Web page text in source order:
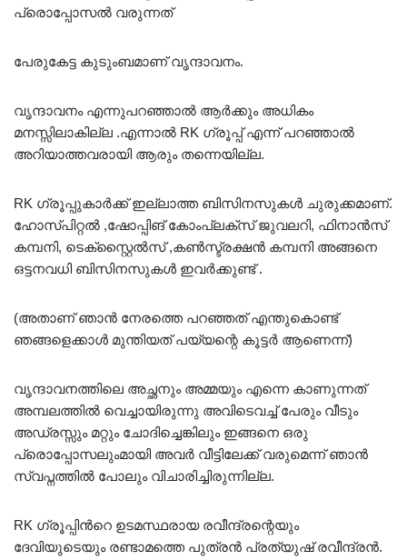
പ്രൊപ്പോസൽ വരുന്നത്
പേരുകേട്ട കുടുംബമാണ് വൃന്ദാവനം.
വൃന്ദാവനം എന്നുപറഞ്ഞാൽ ആർക്കും അധികം
മനസ്സിലാകില്ല .എന്നാൽ RK ഗ്രൂപ്പ് എന്ന് പറഞ്ഞാൽ
അറിയാത്തവരായി ആരും തന്നെയില്ല.
RK ഗ്രൂപ്പുകാർക്ക് ഇല്ലാത്ത ബിസിനസുകൾ ചുരുക്കമാണ്.
ഹോസ്പിറ്റൽ ,ഷോപ്പിങ് കോംപ്ലക്സ് ജുവലറി, ഫിനാൻസ്
കമ്പനി, ടെക്സ്റ്റൈൽസ് ,കൺസ്ട്രക്ഷൻ കമ്പനി അങ്ങനെ
ഒട്ടനവധി ബിസിനസുകൾ ഇവർക്കുണ്ട് .
(അതാണ് ഞാൻ നേരത്തെ പറഞ്ഞത് എന്തുകൊണ്ട്
ഞങ്ങളെക്കാൾ മുന്തിയത് പയ്യന്റെ കൂട്ടർ ആണെന്ന്)
വൃന്ദാവനത്തിലെ അച്ഛനും അമ്മയും എന്നെ കാണുന്നത്
അമ്പലത്തിൽ വെച്ചായിരുന്നു അവിടെവച്ച് പേരും വീടും
അഡ്രസ്സും മറ്റും ചോദിച്ചെങ്കിലും ഇങ്ങനെ ഒരു
പ്രൊപ്പോസലുംമായി അവർ വീട്ടിലേക്ക് വരുമെന്ന് ഞാൻ
സ്വപ്നത്തിൽ പോലും വിചാരിച്ചിരുന്നില്ല.
RK ഗ്രൂപ്പിൻറെ ഉടമസ്ഥരായ രവീന്ദ്രന്റെയും
ദേവിയുടെയും രണ്ടാമത്തെ പുത്രൻ പ്രത്യുഷ് രവീന്ദ്രൻ.